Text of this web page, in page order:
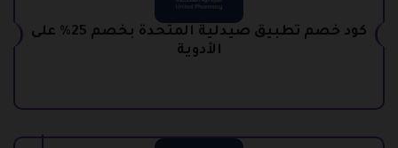
كود خصم تطبيق صيدلية المتحدة بخصم 25% على
الأدوية